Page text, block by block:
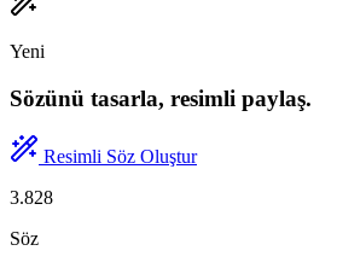
Yeni
Sözünü tasarla, resimli paylaş.
Resimli Söz Oluştur
3.828
Söz